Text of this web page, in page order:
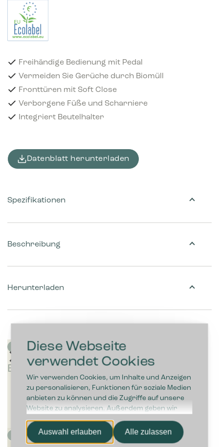
Diese Webseite
verwendet Cookies
Wir verwenden Cookies, um Inhalte und Anzeigen
zu personalisieren, Funktionen für soziale Medien
anbieten zu können und die Zugriffe auf unsere
Website zu analysieren. Außerdem geben wir
Informationen zu Ihrer Verwendung unserer
Website an unsere Partner für soziale Medien,
Werbung und Analysen weiter. Unsere Partner
Auswahl erlauben Alle zulassen
Freihändige Bedienung mit Pedal
Vermeiden Sie Gerüche durch Biomüll
Fronttüren mit Soft Close
Verborgene Füße und Scharniere
Integriert Beutelhalter
Datenblatt herunterladen
Beschreibung
Herunterladen
Spezifikationen